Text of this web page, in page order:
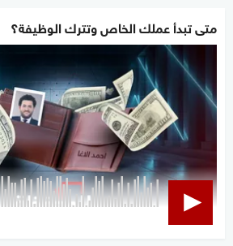
متى تبدأ عملك الخاص وتترك الوظيفة؟